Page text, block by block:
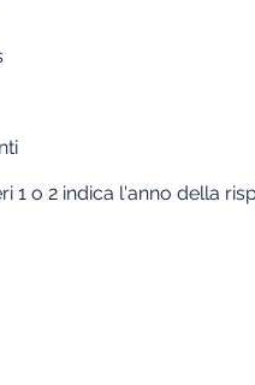
1 o 2 indica l'anno della